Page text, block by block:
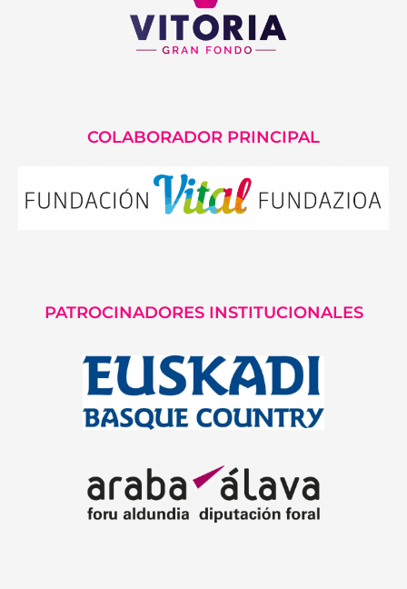
COLABORADOR PRINCIPAL
PATROCINADORES INSTITUCIONALES